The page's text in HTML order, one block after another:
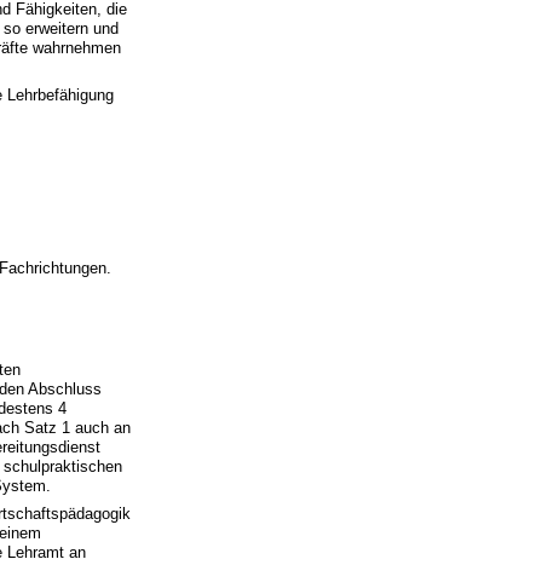
Fähigkeiten, die
erweitern und
wahrnehmen
Lehrbefähigung
Abschluss
4
Satz 1 auch an
Lehramt an